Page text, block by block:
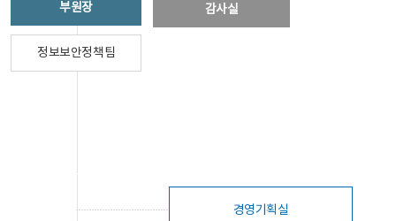
부원장
정보보안정책팀
감사실
경영기획실